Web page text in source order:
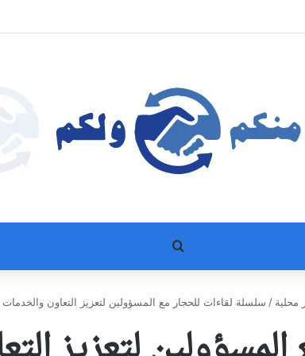
بحث عن
محلية / سلسلة لقاءات للحجار مع المسؤولين لتعزيز التعاون والخدمات